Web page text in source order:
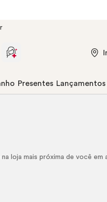
Presentes Lançamentos
loja mais próxima de você